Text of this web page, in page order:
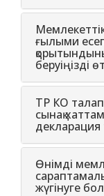
ғылыми
беруіңізді
ТР КО
сынақ
декларация
Өнімді
жүгінуге